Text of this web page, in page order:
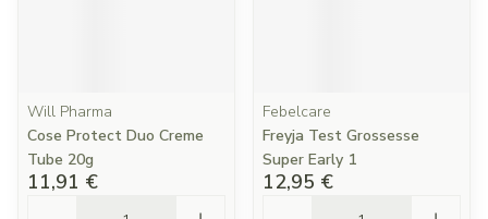
Will Pharma
Cose Protect Duo Creme
Tube 20g
11,91 €
Febelcare
Freyja Test Grossesse
Super Early 1
12,95 €